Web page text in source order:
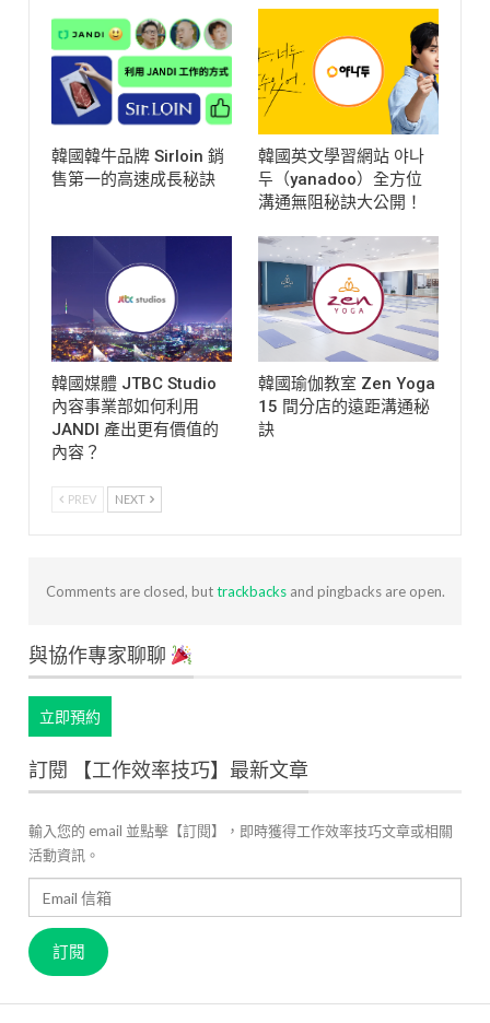
韓國韓牛品牌 Sirloin 銷
售第一的高速成長秘訣
韓國英文學習網站 야나
두（yanadoo）全方位
溝通無阻秘訣大公開！
韓國媒體 JTBC Studio
內容事業部如何利用
JANDI 產出更有價值的
內容？
韓國瑜伽教室 Zen Yoga
15 間分店的遠距溝通秘
訣
PREV NEXT
Comments are closed, buttrackbacksand pingbacks are open.
與協作專家聊聊
立即預約
訂閱 【工作效率技巧】最新文章
輸入您的 email 並點擊【訂閱】，即時獲得工作效率技巧文章或相關
活動資訊。
Email
信
箱
訂閱